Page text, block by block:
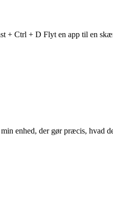
+ Ctrl + D Flyt en app til en
enhed, der gør præcis, hvad